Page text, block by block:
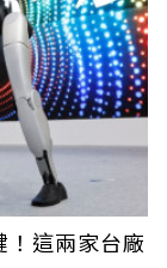
！這兩家台廠